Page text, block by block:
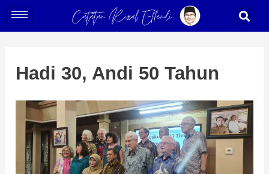
Skip
to
Hadi 30, Andi 50 Tahun
Post
navigation